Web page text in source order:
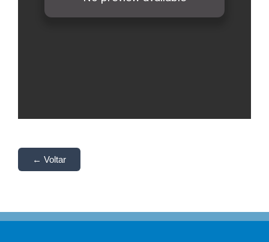
← Voltar